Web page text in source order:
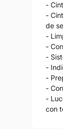
-
-
de
-
-
-
-
-
-
-
con